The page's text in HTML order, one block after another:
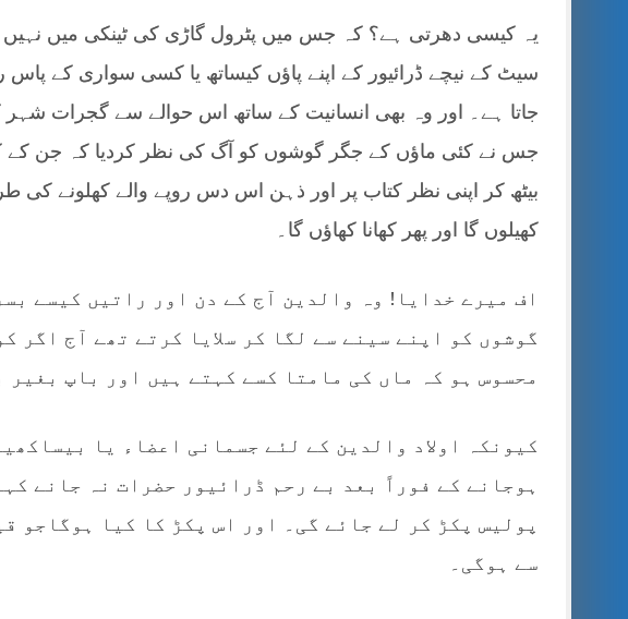
یہ کیسی دھرتی ہے؟ کہ جس میں پٹرول گاڑی کی ٹینکی میں نہیں
سیٹ کے نیچے ڈرائیور کے اپنے پاؤں کیساتھ یا کسی سواری کے پاس
جاتا ہے۔ اور وہ بھی انسانیت کے ساتھ اس حوالے سے گجرات شہر کا
جس نے کئی ماؤں کے جگر گوشوں کو آگ کی نظر کردیا کہ جن کے
بیٹھ کر اپنی نظر کتاب پر اور ذہن اس دس روپے والے کھلونے کی
کھیلوں گا اور پھر کھانا کھاؤں گا۔
اف میرے خدایا! وہ والدین آج کے دن اور راتیں کیسے
گوشوں کو اپنے سینے سے لگا کر سلایا کرتے تھے آج اگر
محسوس ہو کہ ماں کی مامتا کسے کہتے ہیں اور باپ بغیر
کیونکہ اولاد والدین کے لئے جسمانی اعضاء یا
ہوجانے کے فوراً بعد بے رحم ڈرائیور حضرات نہ جانے
پولیس پکڑ کر لے جائے گی۔ اور اس پکڑ کا کیا ہوگاجو
سے ہوگی۔